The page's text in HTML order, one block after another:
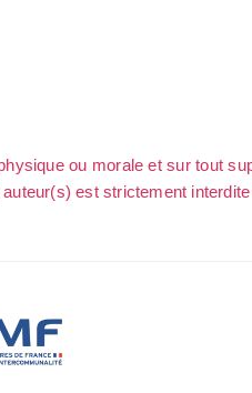
ou morale et sur tout
est strictement